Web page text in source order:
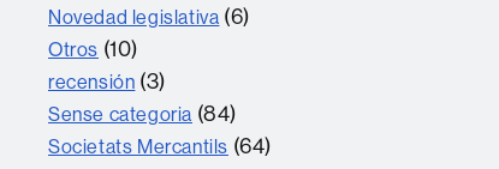
Novedad legislativa (6)
Otros (10)
recensión (3)
Sense categoria (84)
Societats Mercantils (64)